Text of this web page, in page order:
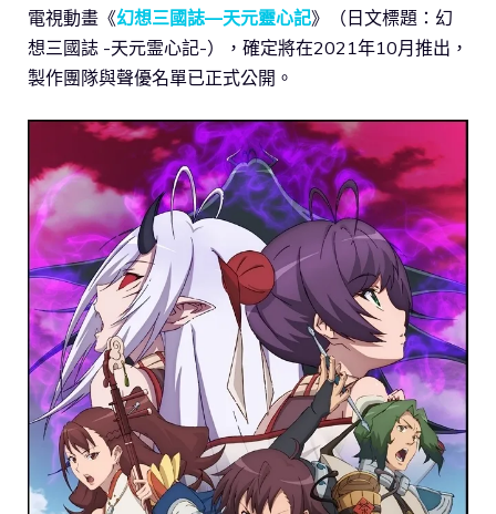
電視動畫《幻想三國誌—天元靈心記》（日文標題：幻
想三國誌 -天元霊心記-），確定將在2021年10月推出，
製作團隊與聲優名單已正式公開。